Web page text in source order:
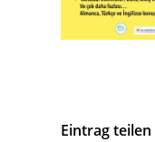
Eintrag teilen